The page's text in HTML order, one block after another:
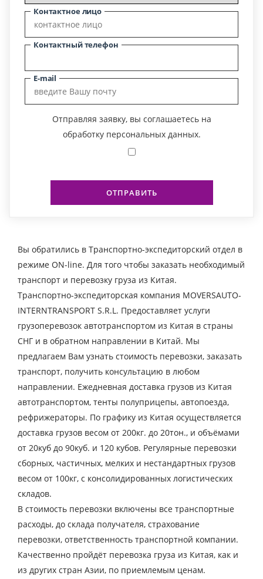
Контактное лицо
Контактный телефон
E-mail
Отправляя заявку, вы соглашаетесь на
обработку персональных данных.
ОТПРАВИТЬ
Вы обратились в Транспортно-экспедиторский отдел в
режиме ON-line. Для того чтобы заказать необходимый
транспорт и перевозку груза из Китая.
Транспортно-экспедиторская компания MOVERSAUTO-
INTERNTRANSPORT S.R.L. Предоставляет услуги
грузоперевозок автотранспортом из Китая в страны
СНГ и в обратном направлении в Китай. Мы
предлагаем Вам узнать стоимость перевозки, заказать
транспорт, получить консультацию в любом
направлении. Ежедневная доставка грузов из Китая
автотранспортом, тенты полуприцепы, автопоезда,
рефрижераторы. По графику из Китая осуществляется
доставка грузов весом от 200кг. до 20тон., и объёмами
от 20куб до 90куб. и 120 кубов. Регулярные перевозки
сборных, частичных, мелких и нестандартных грузов
весом от 100кг, с консолидированных логистических
складов.
В стоимость перевозки включены все транспортные
расходы, до склада получателя, страхование
перевозки, ответственность транспортной компании.
Качественно пройдёт перевозка груза из Китая, как и
из других стран Азии, по приемлемым ценам.